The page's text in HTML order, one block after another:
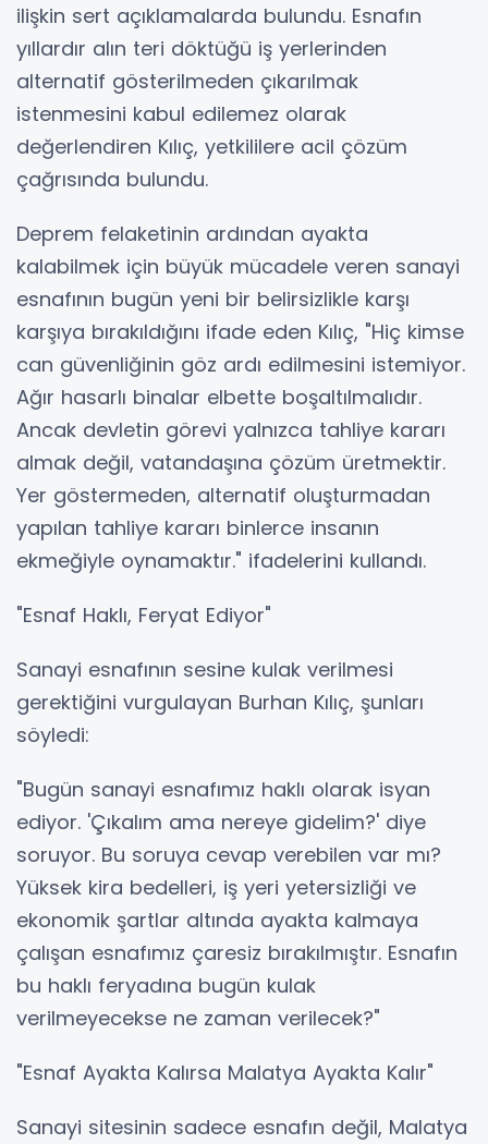
ilişkin sert açıklamalarda bulundu. Esnafın
yıllardır alın teri döktüğü iş yerlerinden
alternatif gösterilmeden çıkarılmak
istenmesini kabul edilemez olarak
değerlendiren Kılıç, yetkililere acil çözüm
çağrısında bulundu.
Deprem felaketinin ardından ayakta
kalabilmek için büyük mücadele veren sanayi
esnafının bugün yeni bir belirsizlikle karşı
karşıya bırakıldığını ifade eden Kılıç, "Hiç kimse
can güvenliğinin göz ardı edilmesini istemiyor.
Ağır hasarlı binalar elbette boşaltılmalıdır.
Ancak devletin görevi yalnızca tahliye kararı
almak değil, vatandaşına çözüm üretmektir.
Yer göstermeden, alternatif oluşturmadan
yapılan tahliye kararı binlerce insanın
ekmeğiyle oynamaktır." ifadelerini kullandı.
"Esnaf Haklı, Feryat Ediyor"
Sanayi esnafının sesine kulak verilmesi
gerektiğini vurgulayan Burhan Kılıç, şunları
söyledi:
"Bugün sanayi esnafımız haklı olarak isyan
ediyor. 'Çıkalım ama nereye gidelim?' diye
soruyor. Bu soruya cevap verebilen var mı?
Yüksek kira bedelleri, iş yeri yetersizliği ve
ekonomik şartlar altında ayakta kalmaya
çalışan esnafımız çaresiz bırakılmıştır. Esnafın
bu haklı feryadına bugün kulak
verilmeyecekse ne zaman verilecek?"
"Esnaf Ayakta Kalırsa Malatya Ayakta Kalır"
Sanayi sitesinin sadece esnafın değil, Malatya